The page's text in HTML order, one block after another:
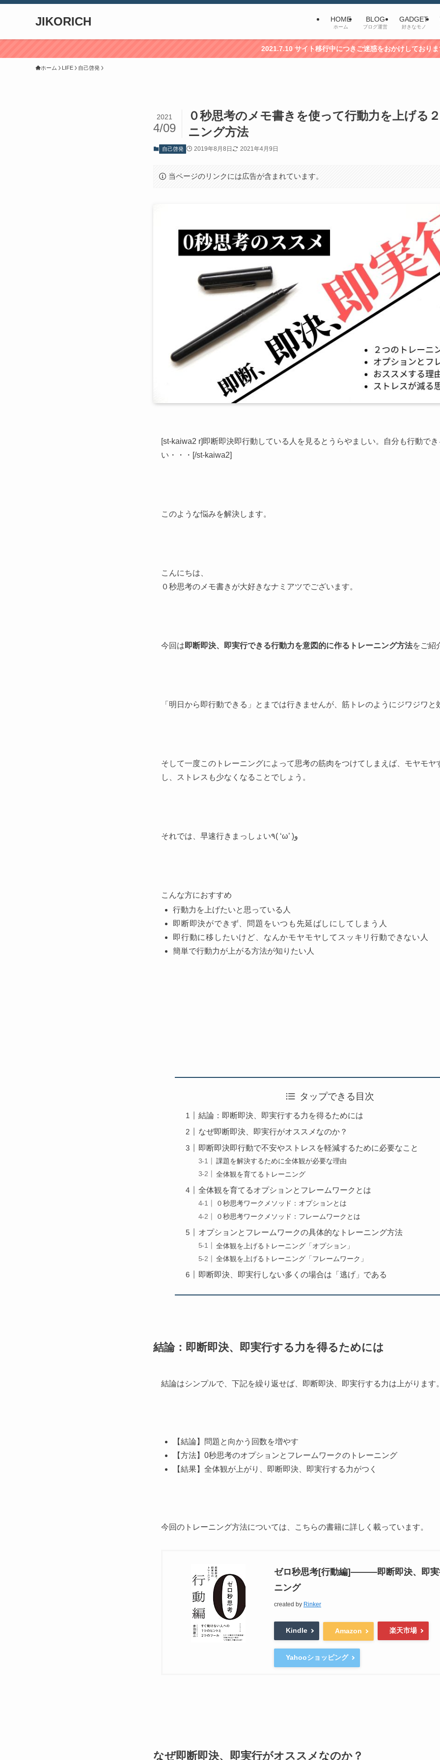
JIKORICH HOME
ホーム
BLOG
ブログ運営
GADGET
好きなモノ
2021.7.10 サイト移行中につきご迷惑をおかけしております・・・
ホーム LIFE 自己啓発
０秒思考のメモ書きを使って行動力を上げる
ニング方法
2021
4/09
自己啓発 2019年8月8日 2021年4月9日
当ページのリンクには広告が含まれています。
[st-kaiwa2 r]即断即決即行動している人を見るとうらやましい。自分も行動で
い・・・[/st-kaiwa2]
このような悩みを解決します。
こんにちは、
０秒思考のメモ書きが大好きなナミアツでございます。
今回は 即断即決、即実行できる行動力を意図的に作るトレーニング方法をご紹
「明日から即行動できる」とまでは行きませんが、筋トレのようにジワジワと
そして一度このトレーニングによって思考の筋肉をつけてしまえば、モヤモヤ
し、ストレスも少なくなることでしょう。
それでは、早速行きまっしょい٩( ‘ω’ )و
こんな方におすすめ
行動力を上げたいと思っている人
即断即決ができず、問題をいつも先延ばしにしてしまう人
即行動に移したいけど、なんかモヤモヤしてスッキリ行動できない人
簡単で行動力が上がる方法が知りたい人
タップできる目次
結論：即断即決、即実行する力を得るためには
なぜ即断即決、即実行がオススメなのか？
即断即決即行動で不安やストレスを軽減するために必要なこと
課題を解決するために全体観が必要な理由
全体観を育てるトレーニング
全体観を育てるオプションとフレームワークとは
０秒思考ワークメソッド：オプションとは
０秒思考ワークメソッド：フレームワークとは
オプションとフレームワークの具体的なトレーニング方法
全体観を上げるトレーニング「オプション」
全体観を上げるトレーニング「フレームワーク」
即断即決、即実行しない多くの場合は「逃げ」である
結論：即断即決、即実行する力を得るためには
結論はシンプルで、下記を繰り返せば、即断即決、即実行する力は上がります。
【結論】問題と向かう回数を増やす
【方法】0秒思考のオプションとフレームワークのトレーニング
【結果】全体観が上がり、即断即決、即実行する力がつく
今回のトレーニング方法については、こちらの書籍に詳しく載っています。
ゼロ秒思考[行動編]―――即断即決、即実
ニング
created by Rinker
Kindle Amazon 楽天市場
Yahooショッピング
なぜ即断即決、即実行がオススメなのか？